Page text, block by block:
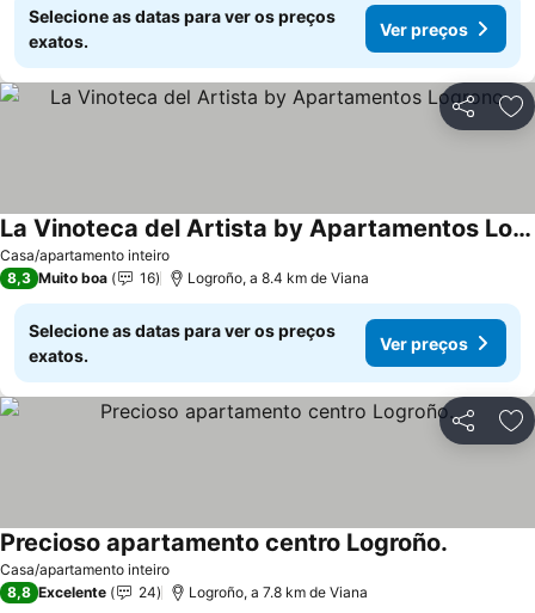
Selecione as datas para ver os preços
exatos.
Ver preços
Partilhar
Casa/apartamento inteiro
La Vinoteca del Artista by Apartamentos Logrono
8,3 Muito boa 16 Logroño, a 8.4 km de Viana
Selecione as datas para ver os preços
exatos.
Ver preços
Partilhar
Casa/apartamento inteiro
Precioso apartamento centro Logroño.
8,8 Excelente 24 Logroño, a 7.8 km de Viana